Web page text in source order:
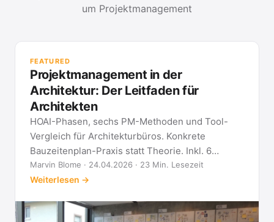
um Projektmanagement
FEATURED
Projektmanagement in der
Architektur: Der Leitfaden für
Architekten
HOAI-Phasen, sechs PM-Methoden und Tool-
Vergleich für Architekturbüros. Konkrete
Bauzeitenplan-Praxis statt Theorie. Inkl. 6
Architekten-FAQ.
Marvin Blome · 24.04.2026 · 23 Min. Lesezeit
Weiterlesen →